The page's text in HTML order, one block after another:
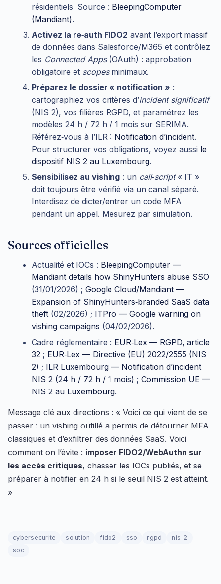
résidentiels. Source : BleepingComputer
(Mandiant).
Activez la re‑auth FIDO2 avant l’export massif
de données dans Salesforce/M365 et contrôlez
les Connected Apps(OAuth) : approbation
obligatoire et scopesminimaux.
Préparez le dossier « notification » :
cartographiez vos critères d’incident significatif
(NIS 2), vos filières RGPD, et paramétrez les
modèles 24 h / 72 h / 1 mois sur SERIMA.
Référez‑vous à l’ILR : Notification d’incident.
Pour structurer vos obligations, voyez aussi le
dispositif NIS 2 au Luxembourg.
Sensibilisez au vishing : un call‑script« IT »
doit toujours être vérifié via un canal séparé.
Interdisez de dicter/entrer un code MFA
pendant un appel. Mesurez par simulation.
Sources officielles
Actualité et IOCs : BleepingComputer —
Mandiant details how ShinyHunters abuse SSO
(31/01/2026) ; Google Cloud/Mandiant —
Expansion of ShinyHunters‑branded SaaS data
theft (02/2026) ; ITPro — Google warning on
vishing campaigns (04/02/2026).
Cadre réglementaire : EUR‑Lex — RGPD, article
32 ; EUR‑Lex — Directive (EU) 2022/2555 (NIS
2) ; ILR Luxembourg — Notification d’incident
NIS 2 (24 h / 72 h / 1 mois) ; Commission UE —
NIS 2 au Luxembourg.
Message clé aux directions : « Voici ce qui vient de se
passer : un vishing outillé a permis de détourner MFA
classiques et d’exfiltrer des données SaaS. Voici
comment on l’évite : imposer FIDO2/WebAuthn sur
les accès critiques, chasser les IOCs publiés, et se
préparer à notifier en 24 h si le seuil NIS 2 est atteint.
»
cybersecurite solution fido2 sso rgpd
nis-2
soc